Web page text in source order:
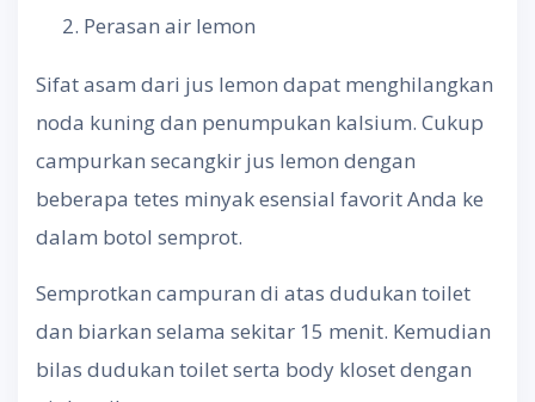
Perasan air lemon
Sifat asam dari jus lemon dapat menghilangkan
noda kuning dan penumpukan kalsium. Cukup
campurkan secangkir jus lemon dengan
beberapa tetes minyak esensial favorit Anda ke
dalam botol semprot.
Semprotkan campuran di atas dudukan toilet
dan biarkan selama sekitar 15 menit. Kemudian
bilas dudukan toilet serta body kloset dengan